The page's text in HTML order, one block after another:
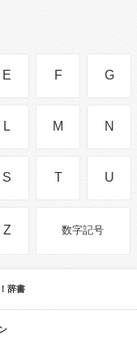
E F G
L M N
S T U
Z 数字記号
辞書